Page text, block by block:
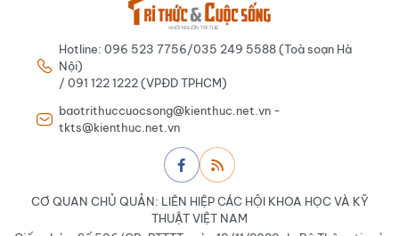
Hotline: 096 523 7756/035 249 5588 (Toà soạn Hà
Nội)
/ 091 122 1222 (VPĐD TPHCM)
baotrithuccuocsong@kienthuc.net.vn -
tkts@kienthuc.net.vn
CƠ QUAN CHỦ QUẢN: LIÊN HIỆP CÁC HỘI KHOA HỌC VÀ KỸ
THUẬT VIỆT NAM